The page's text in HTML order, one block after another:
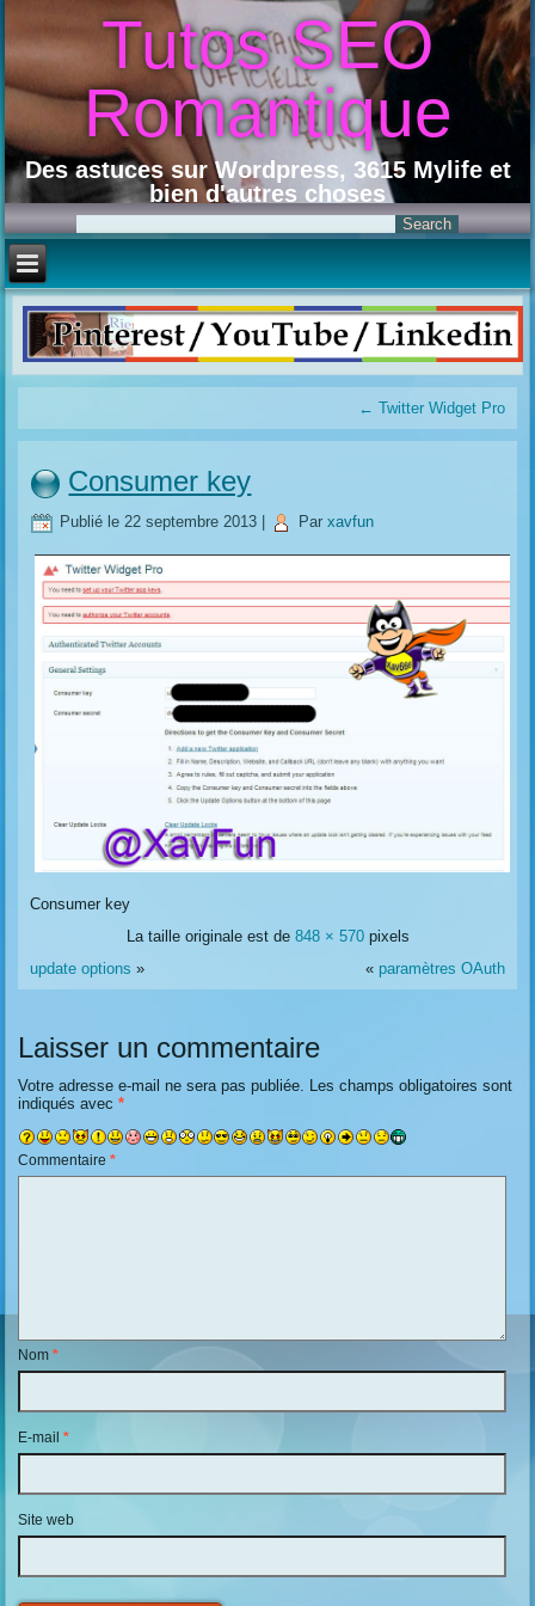
Tutos SEO
Romantique
Des astuces sur Wordpress, 3615 Mylife et
bien d'autres choses
← Twitter Widget Pro
Consumer key
Publié le 22 septembre 2013 Par xavfun
Consumer key
La taille originale est de 848 × 570pixels
update options » « paramètres OAuth
Laisser un commentaire
Votre adresse e-mail ne sera pas publiée. Les champs obligatoires sont
indiqués avec*
Commentaire*
Nom*
E-mail*
Site web